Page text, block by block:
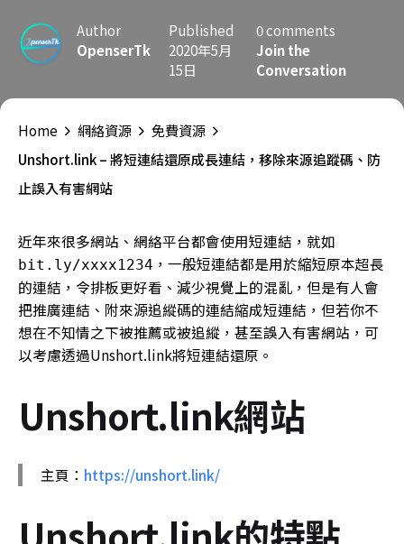
Author
OpenserTk
Published
2020年5月
15日
0 comments
Join the
Conversation
Home 網絡資源
免費資源
Unshort.link – 將短連結還原成長連結，移除來源追蹤碼、防
止誤入有害網站
近年來很多網站、網絡平台都會使用短連結，就如
bit.ly/xxxx1234 ，一般短連結都是用於縮短原本超長
的連結，令排板更好看、減少視覺上的混亂，但是有人會
把推廣連結、附來源追縱碼的連結縮成短連結，但若你不
想在不知情之下被推薦或被追縱，甚至誤入有害網站，可
以考慮透過Unshort.link將短連結還原。
Unshort.link網站
主頁： https://unshort.link/